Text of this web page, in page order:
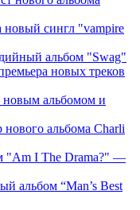
новый сингл "vampire
альбом "Swag"
новых треков
новым альбомом и
альбома Charli
"Am I The Drama?" —
альбом “Man’s Best